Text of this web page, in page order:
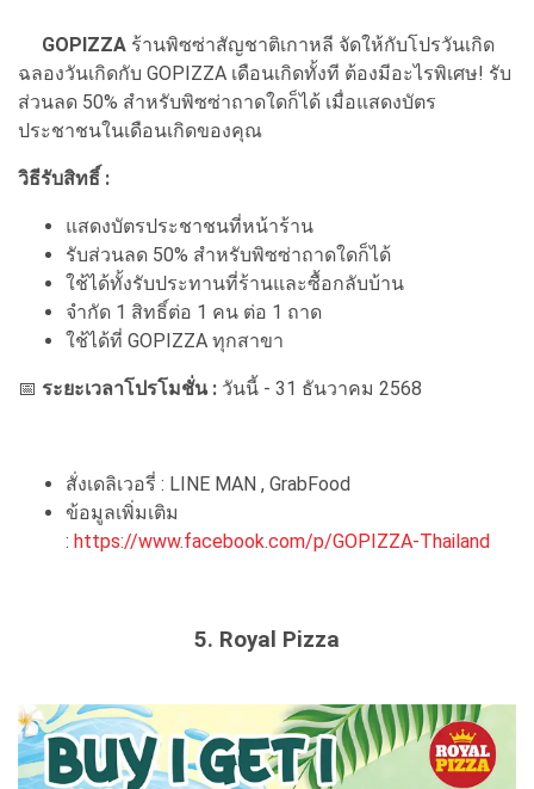
GOPIZZA ร้านพิซซ่าสัญชาติเกาหลี จัดให้กับโปรวันเกิด
ฉลองวันเกิดกับ GOPIZZA เดือนเกิดทั้งที ต้องมีอะไรพิเศษ! รับ
ส่วนลด 50% สำหรับพิซซ่าถาดใดก็ได้ เมื่อแสดงบัตร
ประชาชนในเดือนเกิดของคุณ
วิธีรับสิทธิ์ :
แสดงบัตรประชาชนที่หน้าร้าน
รับส่วนลด 50% สำหรับพิซซ่าถาดใดก็ได้
ใช้ได้ทั้งรับประทานที่ร้านและซื้อกลับบ้าน
จำกัด 1 สิทธิ์ต่อ 1 คน ต่อ 1 ถาด
ใช้ได้ที่ GOPIZZA ทุกสาขา
📅 ระยะเวลาโปรโมชั่น : วันนี้ - 31 ธันวาคม 2568
สั่งเดลิเวอรี่ : LINE MAN , GrabFood
ข้อมูลเพิ่มเติม
: https://www.facebook.com/p/GOPIZZA-Thailand
5. Royal Pizza